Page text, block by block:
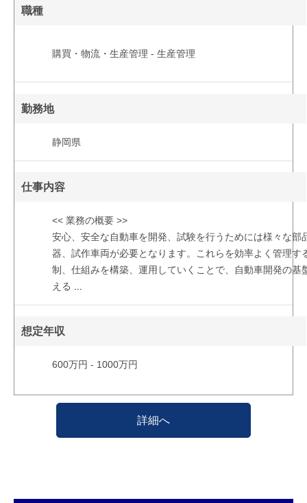
職種
購買・物流・生産管理 - 生産管理
勤務地
静岡県
仕事内容
<< 業務の概要 >>
安心、安全な自動車を開発、試験を行うためには様々な部
器、試作車両が必要となります。これらを効率よく管理す
制、仕組みを構築、運用していくことで、自動車開発の基
える
想定年収
600万円 - 1000万円
詳細へ